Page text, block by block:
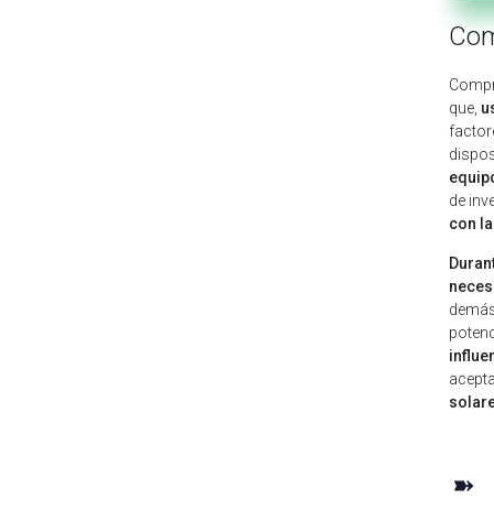
que,
de
con
➽